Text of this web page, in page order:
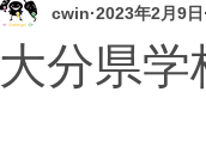
大分県
cwin 2023年2月9日